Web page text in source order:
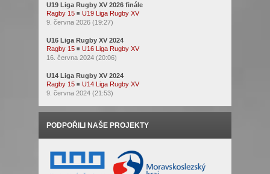
U19 Liga Rugby XV 2026 finále
Ragby 15 ◾ U19 Liga Rugby XV
9. června 2026 (19:27)
U16 Liga Rugby XV 2024
Ragby 15 ◾ U16 Liga Rugby XV
16. června 2024 (20:06)
U14 Liga Rugby XV 2024
Ragby 15 ◾ U14 Liga Rugby XV
9. června 2024 (21:53)
PODPOŘILI NAŠE PROJEKTY